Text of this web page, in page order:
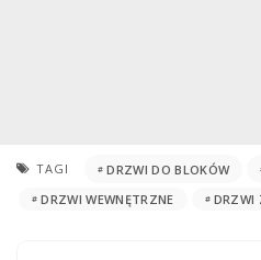
TAGI DRZWI DO BLOKÓW
DRZWI WEWNĘTRZNE
DRZWI